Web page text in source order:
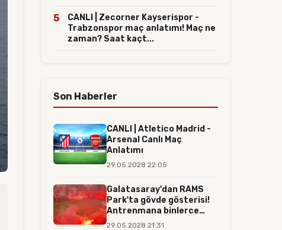
5
CANLI | Zecorner Kayserispor -
Trabzonspor maç anlatımı! Maç ne
zaman? Saat kaçt...
Son Haberler
CANLI | Atletico Madrid -
Arsenal Canlı Maç
Anlatımı
29.05.2028 22:05
Galatasaray'dan RAMS
Park'ta gövde gösterisi!
Antrenmana binlerce
tara...
29.05.2028 21:31